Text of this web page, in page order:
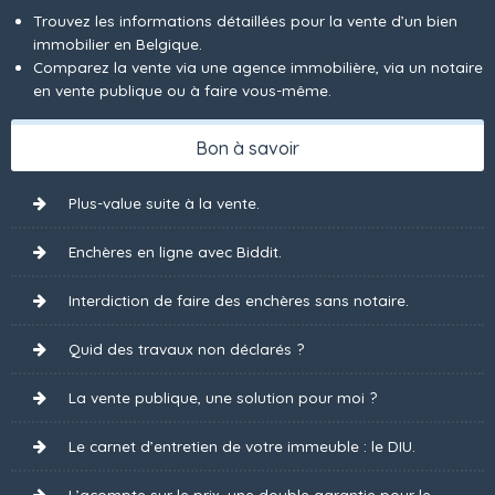
Trouvez les informations détaillées pour la vente d’un bien
immobilier en Belgique.
Comparez la vente via une agence immobilière, via un notaire
en vente publique ou à faire vous-même.
Bon à savoir
Plus-value suite à la vente.
Enchères en ligne avec Biddit.
Interdiction de faire des enchères sans notaire.
Quid des travaux non déclarés ?
La vente publique, une solution pour moi ?
Le carnet d’entretien de votre immeuble : le DIU.